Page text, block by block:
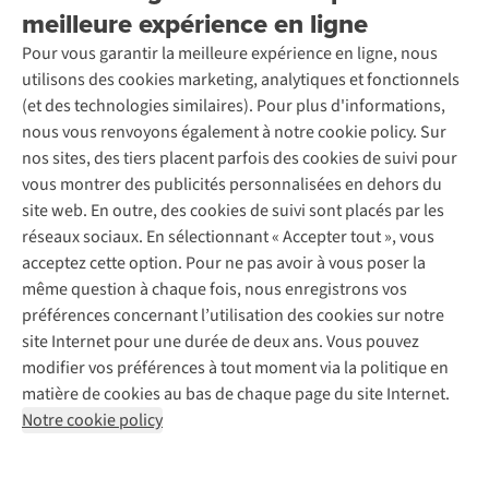
meilleure expérience en ligne
Pour vous garantir la meilleure expérience en ligne, nous
utilisons des cookies marketing, analytiques et fonctionnels
(et des technologies similaires). Pour plus d'informations,
nous vous renvoyons également à notre cookie policy. Sur
nos sites, des tiers placent parfois des cookies de suivi pour
vous montrer des publicités personnalisées en dehors du
site web. En outre, des cookies de suivi sont placés par les
réseaux sociaux. En sélectionnant « Accepter tout », vous
acceptez cette option. Pour ne pas avoir à vous poser la
même question à chaque fois, nous enregistrons vos
préférences concernant l’utilisation des cookies sur notre
site Internet pour une durée de deux ans. Vous pouvez
modifier vos préférences à tout moment via la politique en
matière de cookies au bas de chaque page du site Internet.
Notre cookie policy
Entretien & réparations
Garantie
Contactez-nous
Nos magasins
À propos d’A.S.Adventure
Déclaration d'accessibilité
Seconde-main
Entretien de ski
Service de lavage
Entretien de chaussures
Réparation de chaussures
Réparation de vêtements
Retouches
Pour les entreprises
Explore Camp
Gear Check
Expertise & conseils
Abonnez-vous à la newsletter
Suivez-nous
Mentions légales
Politique de confidentialité
Conditions générales
Cookie Policy
AS Adventure Luxemburg SA,